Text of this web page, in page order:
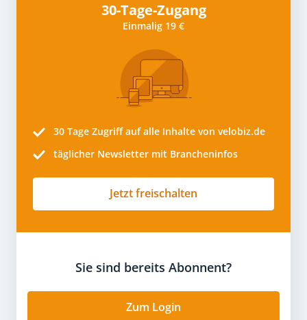
30-Tage-Zugang
Einmalig 19 €
30 Tage Zugriff auf alle Inhalte von velobiz.de
täglicher Newsletter mit Brancheninfos
Jetzt freischalten
Sie sind bereits Abonnent?
Zum Login